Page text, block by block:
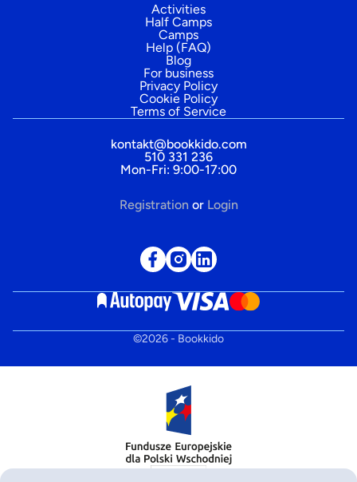
Activities
Half Camps
Camps
Help (FAQ)
Blog
For business
Privacy Policy
Cookie Policy
Terms of Service
kontakt@bookkido.com
510 331 236
Mon-Fri: 9:00-17:00
Registration or Login
©2026- Bookkido